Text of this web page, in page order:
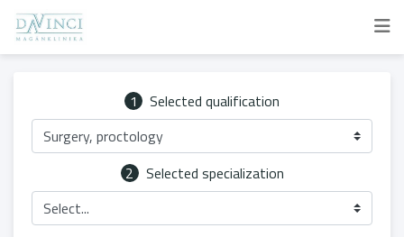
1 Selected qualification
Surgery, proctology
2
Selected specialization
Select...